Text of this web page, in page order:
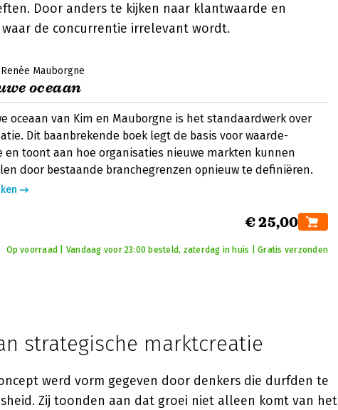
Door anders te kijken naar klantwaarde en
de concurrentie irrelevant wordt.
Renée Mauborgne
oceaan
oceaan van Kim en Mauborgne is het standaardwerk over
Dit baanbrekende boek legt de basis voor waarde-
en toont aan hoe organisaties nieuwe markten kunnen
door bestaande branchegrenzen opnieuw te definiëren.
€ 25,00
Op voorraad | Vandaag voor 23:00 besteld, zaterdag in huis | Gratis verzonden
strategische marktcreatie
werd vorm gegeven door denkers die durfden te
Zij toonden aan dat groei niet alleen komt van het